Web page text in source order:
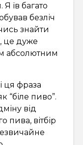
їв багато
безліч
знайти
це дуже
абсолютним
ця фраза
“біле пиво”.
від
вітбір